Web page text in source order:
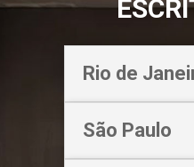
Rio de
São Paulo